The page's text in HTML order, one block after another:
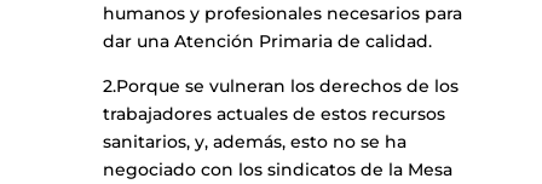
humanos y profesionales necesarios para
dar una Atención Primaria de calidad.
2.Porque se vulneran los derechos de los
trabajadores actuales de estos recursos
sanitarios, y, además, esto no se ha
negociado con los sindicatos de la Mesa